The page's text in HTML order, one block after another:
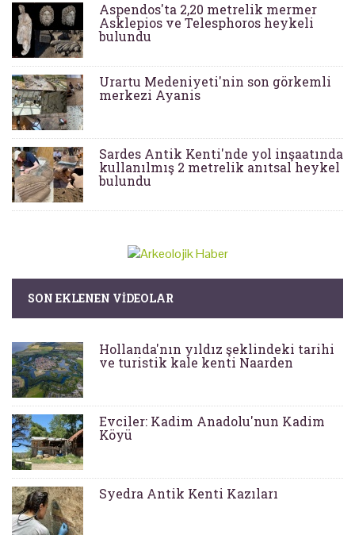
Aspendos'ta 2,20 metrelik mermer
Asklepios ve Telesphoros heykeli
bulundu
Urartu Medeniyeti'nin son görkemli
merkezi Ayanis
Sardes Antik Kenti'nde yol inşaatında
kullanılmış 2 metrelik anıtsal heykel
bulundu
SON EKLENEN VIDEOLAR
Hollanda'nın yıldız şeklindeki tarihi
ve turistik kale kenti Naarden
Evciler: Kadim Anadolu'nun Kadim
Köyü
Syedra Antik Kenti Kazıları